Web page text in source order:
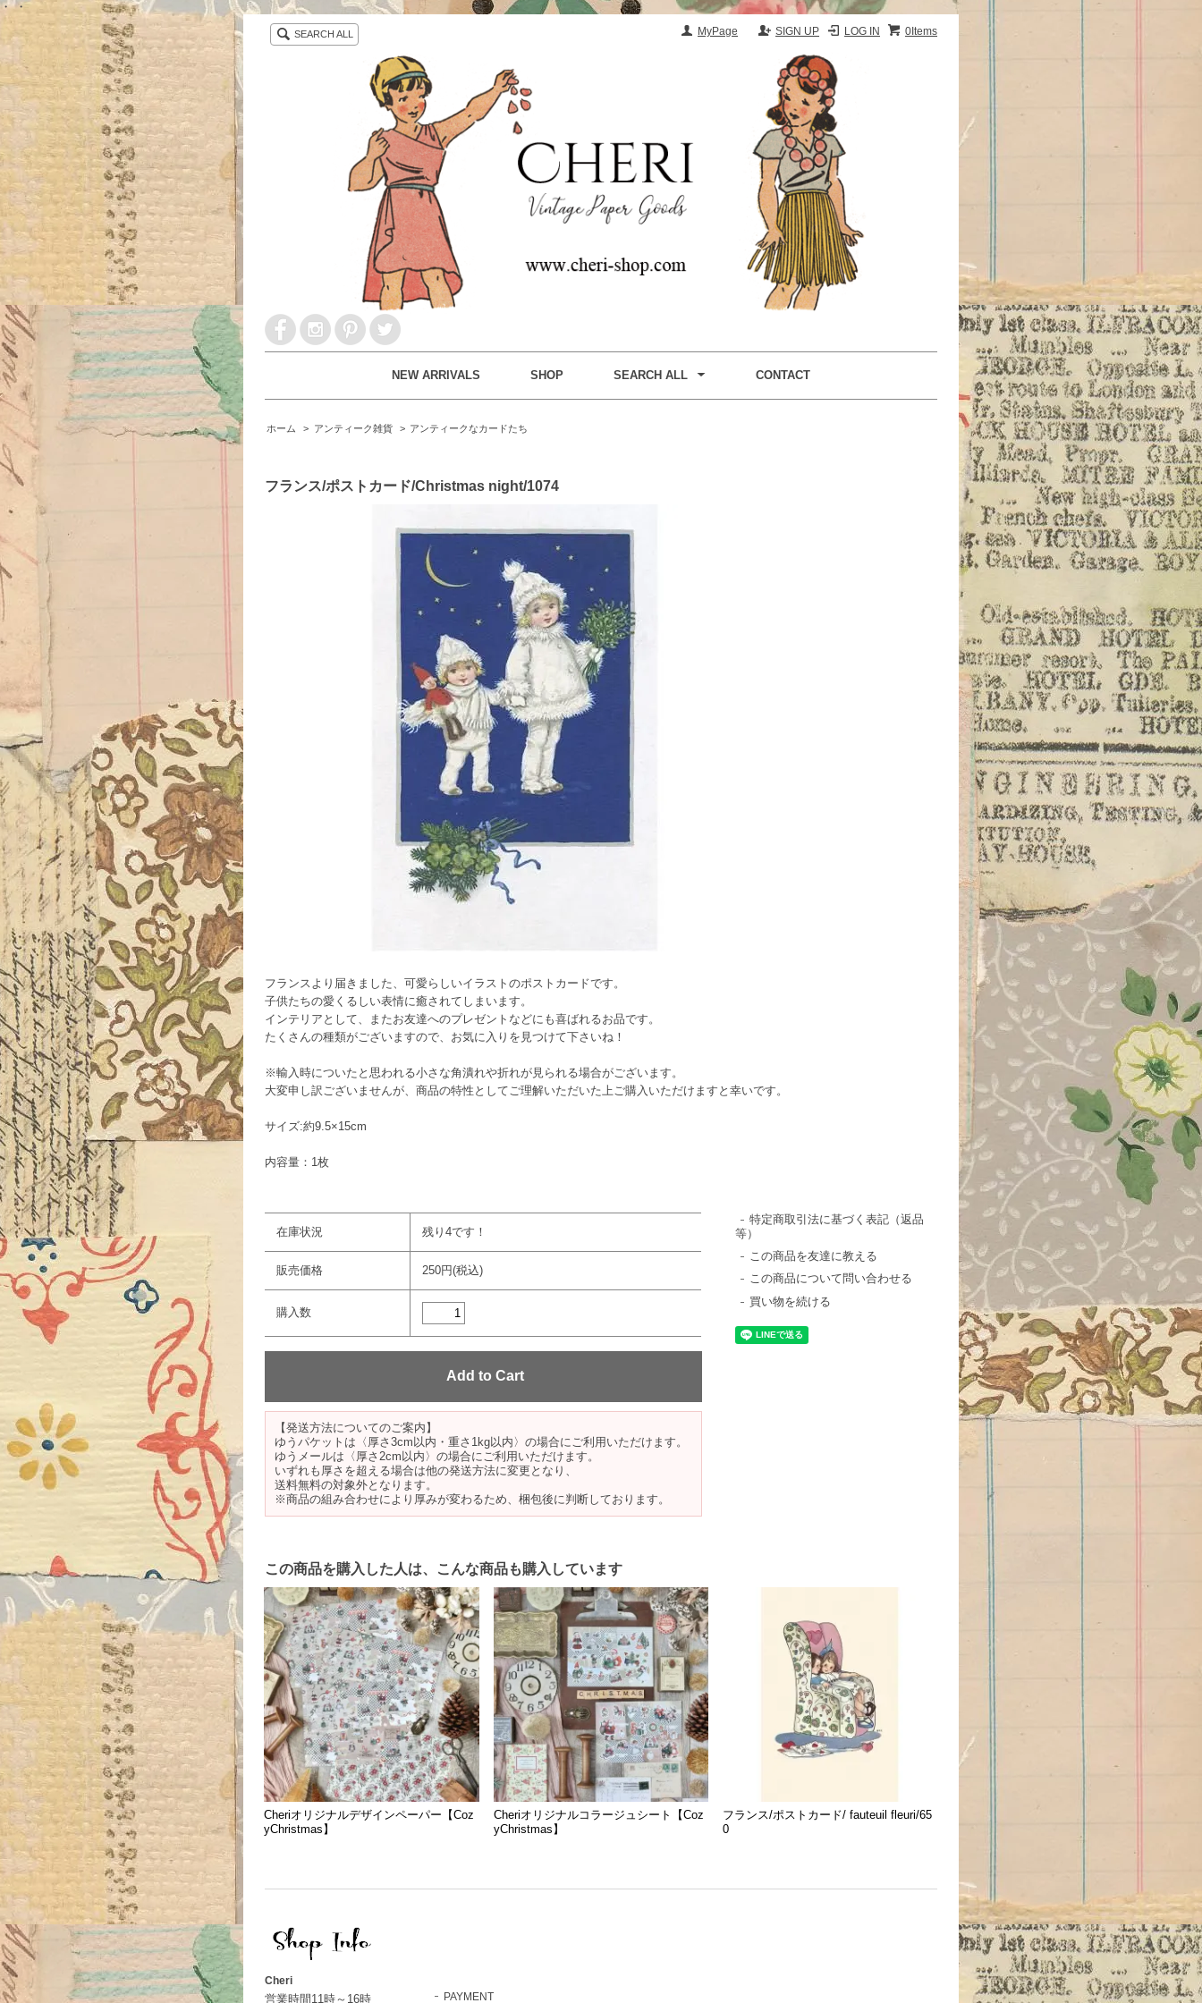
・ ・
0Items
LOG IN
SIGN UP
MyPage
SEARCH ALL
NEW ARRIVALS SHOP SEARCH ALL CONTACT
ホーム > アンティーク雑貨 > アンティークなカードたち
フランス/ポストカード/Christmas night/1074
フランスより届きました、可愛らしいイラストのポストカードです。
子供たちの愛くるしい表情に癒されてしまいます。
インテリアとして、またお友達へのプレゼントなどにも喜ばれるお品です。
たくさんの種類がございますので、お気に入りを見つけて下さいね！
※輸入時についたと思われる小さな角潰れや折れが見られる場合がございます。
大変申し訳ございませんが、商品の特性としてご理解いただいた上ご購入いただけますと幸いです。
サイズ:約9.5×15cm
内容量：1枚
在庫状況 残り4です！
販売価格 250円(税込)
購入数
【発送方法についてのご案内】
ゆうパケットは〈厚さ3cm以内・重さ1kg以内〉の場合にご利用いただけます。
ゆうメールは〈厚さ2cm以内〉の場合にご利用いただけます。
いずれも厚さを超える場合は他の発送方法に変更となり、
送料無料の対象外となります。
※商品の組み合わせにより厚みが変わるため、梱包後に判断しております。
特定商取引法に基づく表記（返品
等）
この商品を友達に教える
この商品について問い合わせる
買い物を続ける
この商品を購入した人は、こんな商品も購入しています
Cheriオリジナルデザインペーパー【Coz
yChristmas】
Cheriオリジナルコラージュシート【Coz
yChristmas】
フランス/ポストカード/ fauteuil fleuri/65
0
Cheri
営業時間11時～16時 PAYMENT